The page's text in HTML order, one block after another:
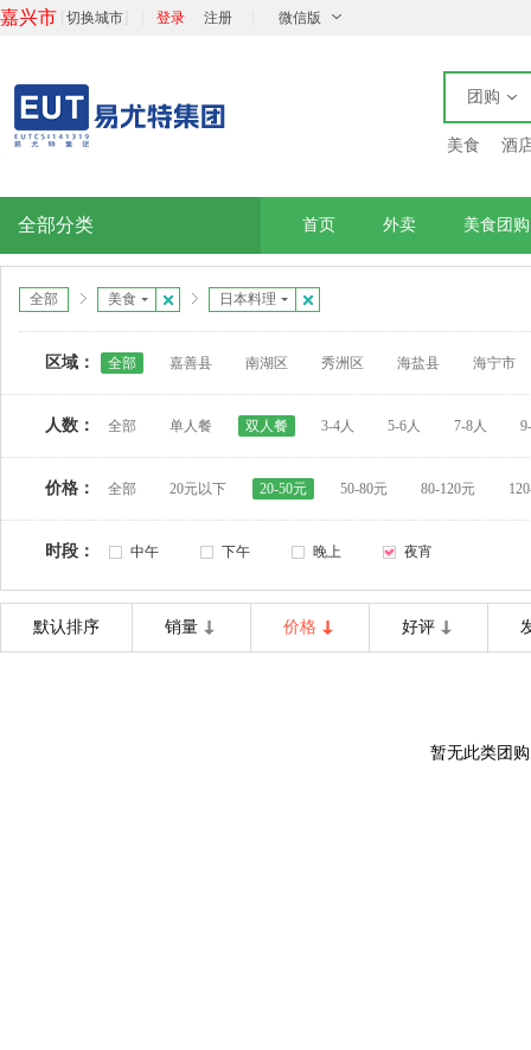
嘉兴市 切换城市 登录 注册 微信版
团购
美食 酒
全部分类 首页 外卖 美食团购
全部 美食 日本料理
区域： 全部 嘉善县 南湖区 秀洲区 海盐县 海宁市
人数： 全部 单人餐 双人餐 3-4人 5-6人 7-8人
价格： 全部 20元以下 20-50元 50-80元 80-120元
时段： 中午 下午 晚上 夜宵
默认排序 销量 价格 好评
暂无此类团